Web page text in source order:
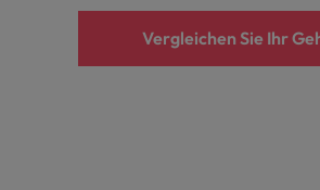
Vergleichen Sie Ihr